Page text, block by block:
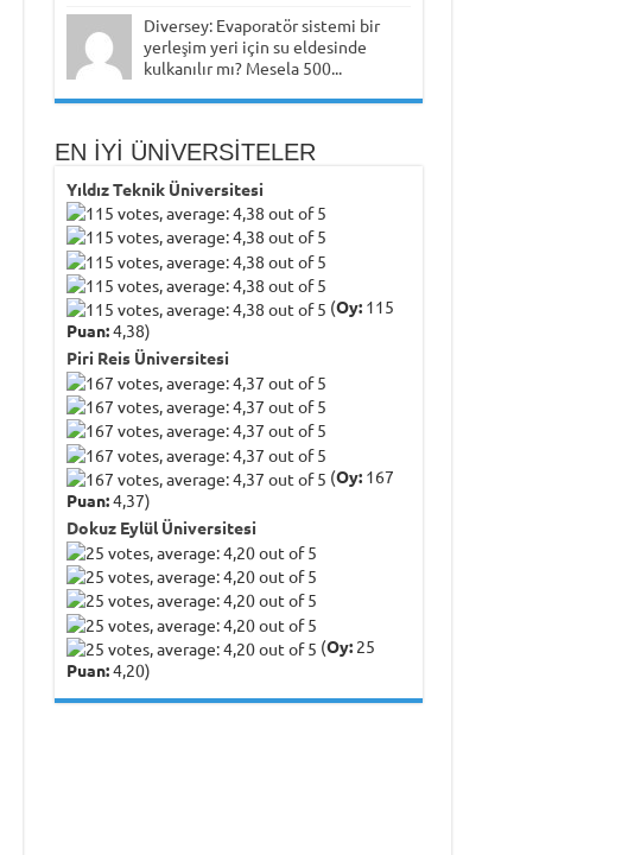
Diversey: Evaporatör sistemi bir
yerleşim yeri için su eldesinde
kulkanılır mı? Mesela 500...
EN İYİ ÜNİVERSİTELER
Yıldız Teknik Üniversitesi
(Oy:115
Puan:4,38)
Piri Reis Üniversitesi
(Oy:167
Puan:4,37)
Dokuz Eylül Üniversitesi
(Oy:25
Puan:4,20)